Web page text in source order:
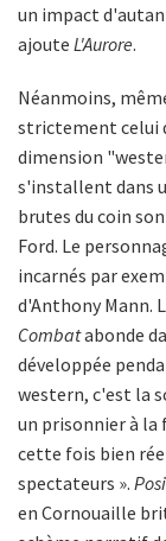
un impact
ajoute L'Aurore.
Néanmoins,
strictement celui
dimension
s'installent dans
brutes du coin
Ford. Le
incarnés par
d'Anthony Mann.
Combatabonde
développée
western, c'est la
un prisonnier à la
cette fois bien
spectateurs ».
en Cornouaille